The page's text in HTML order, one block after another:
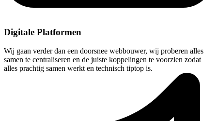
Digitale Platformen
Wij gaan verder dan een doorsnee webbouwer, wij proberen alles
samen te centraliseren en de juiste koppelingen te voorzien zodat
alles prachtig samen werkt en technisch tiptop is.